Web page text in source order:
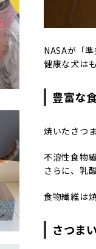
NASAが「
健康な犬は
豊富な
焼いたさつ
不溶性食物
さらに、乳
食物繊維は
さつま